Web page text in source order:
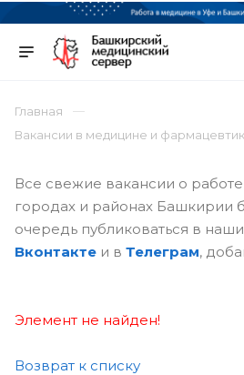
Главная
Вакансии в медицине и
Все свежие вакансии о
городах и районах Башкирии
очередь публиковаться в
Вконтакте и в Телеграм,
Элемент не найден!
Возврат к списку